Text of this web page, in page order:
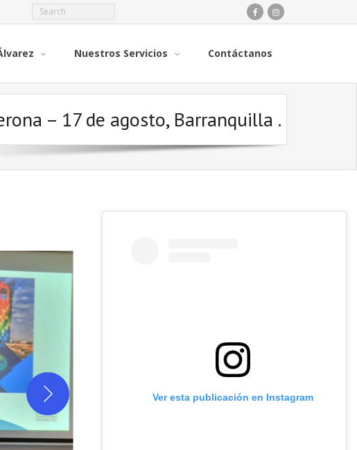
Nuestros Servicios Contáctanos
– 17 de agosto, Barranquilla .
Ver esta publicación en Instagram